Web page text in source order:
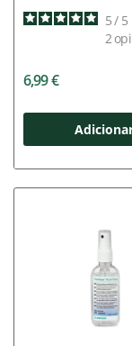
5/ 5
2
6,99 €